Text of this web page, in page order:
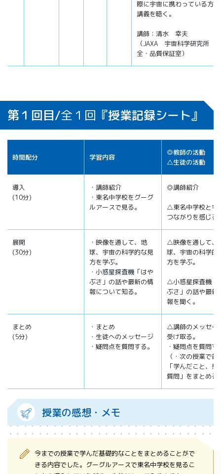
際に宇宙に携わっている方の
講義を聴く。
講師：清水 幸夫
（JAXA 宇宙科学研究所
全・品質保証室）
第１回目/全１回 『授業記録シート』
時間配分 学習内容
◎教師の活動
△生徒の活動
導入
(10分)
・講師紹介
・東名中学校をグーグ
ルアースで見る。
◎講師紹介
△東名中学校と宇
つながりを感じる
展開
(30分)
・映像を通して、地
球、宇宙の科学的な見
方を学ぶ。
・小惑星探査機「はや
ぶさ」の話や最新の情
報について知る。
△映像を通して、
球、宇宙の科学的
方を学ぶ。
△小惑星探査機「
ぶさ」の話や最新
報を聞く。
まとめ
(5分)
・まとめ
・生徒へのメッセージ
・疑問点を質問する。
△講師のメッセー
受け取る。
・疑問点を質問す
（・次の授業で各
「学んだこと、感
質問」をまとめる
授業の感想・メモ
今までの授業で学んだ基礎的なことをまとめることがで
きる内容でした。グーグルアースで東名中学校を見るこ